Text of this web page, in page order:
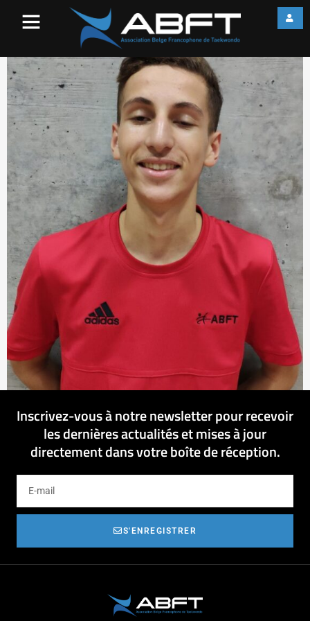
Inscrivez-vous à notre newsletter pour recevoir
les dernières actualités et mises à jour
directement dans votre boîte de réception.
S'ENREGISTRER